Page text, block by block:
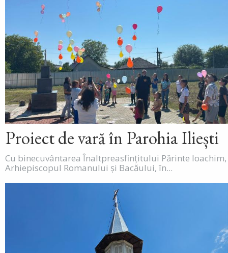
Proiect de vară în Parohia Iliești
Cu binecuvântarea Înaltpreasfințitului Părinte Ioachim,
Arhiepiscopul Romanului și Bacăului, în...